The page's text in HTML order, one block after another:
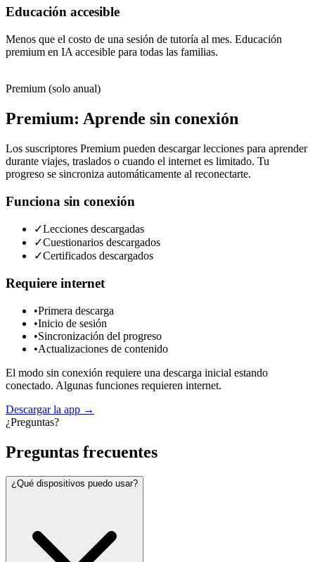
Educación accesible
Menos que el costo de una sesión de tutoría al mes. Educación
premium en IA accesible para todas las familias.
Premium (solo anual)
Premium: Aprende sin conexión
Los suscriptores Premium pueden descargar lecciones para aprender
durante viajes, traslados o cuando el internet es limitado. Tu
progreso se sincroniza automáticamente al reconectarte.
Funciona sin conexión
✓Lecciones descargadas
✓Cuestionarios descargados
✓Certificados descargados
Requiere internet
•Primera descarga
•Inicio de sesión
•Sincronización del progreso
•Actualizaciones de contenido
El modo sin conexión requiere una descarga inicial estando
conectado. Algunas funciones requieren internet.
Descargar la app →
¿Preguntas?
Preguntas frecuentes
¿Qué dispositivos puedo usar?